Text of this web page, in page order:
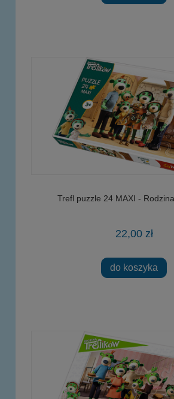
Trefl puzzle 24 MAXI -
22,00 zł
do koszyka